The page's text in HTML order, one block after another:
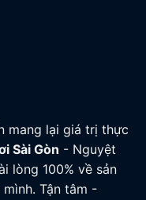
mang lại giá trị thực
Sài Gòn - Nguyệt
lòng 100% về sản
Tận tâm -